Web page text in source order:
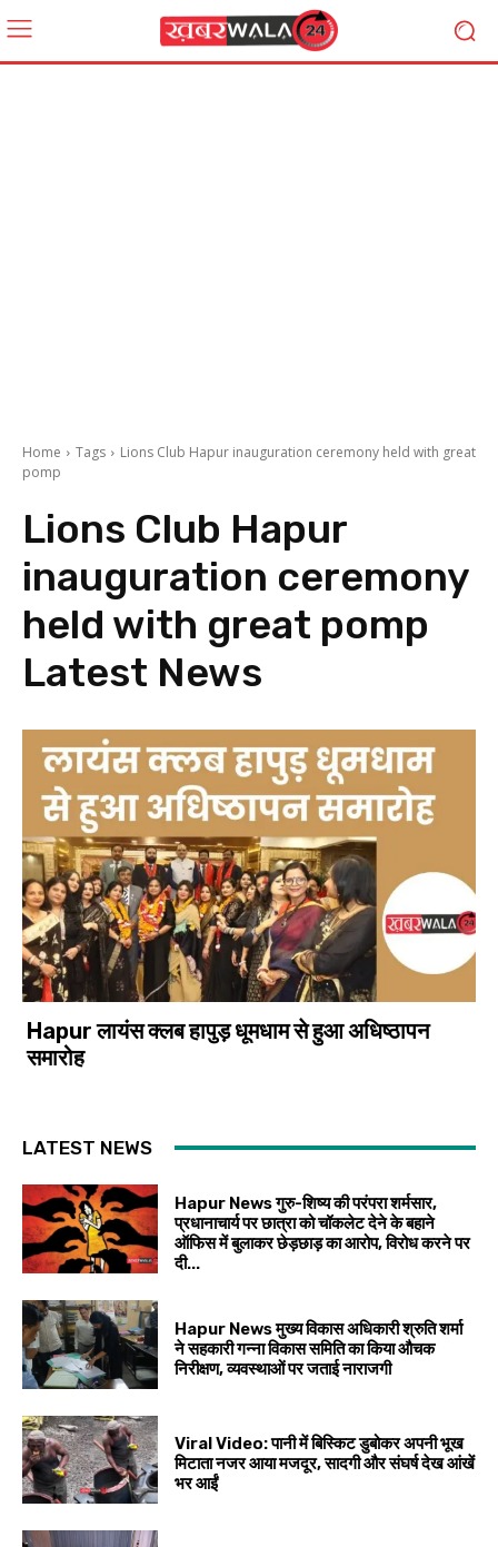
Home Tags
Lions Club Hapur inauguration ceremony held with great
pomp
Lions Club Hapur
inauguration ceremony
held with great pomp
Latest News
Hapur लायंस क्लब हापुड़ धूमधाम से हुआ अधिष्ठापन
समारोह
LATEST NEWS
Hapur News गुरु-शिष्य की परंपरा शर्मसार,
प्रधानाचार्य पर छात्रा को चॉकलेट देने के बहाने
ऑफिस में बुलाकर छेड़छाड़ का आरोप, विरोध करने पर
दी...
Hapur News मुख्य विकास अधिकारी श्रुति शर्मा
ने सहकारी गन्ना विकास समिति का किया औचक
निरीक्षण, व्यवस्थाओं पर जताई नाराजगी
Viral Video: पानी में बिस्किट डुबोकर अपनी भूख
मिटाता नजर आया मजदूर, सादगी और संघर्ष देख आंखें
भर आईं